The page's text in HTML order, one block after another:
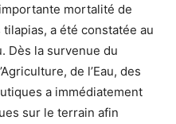
mortalité de
a été constatée au
Dès la survenue du
de l’Eau, des
a immédiatement
sur le terrain afin